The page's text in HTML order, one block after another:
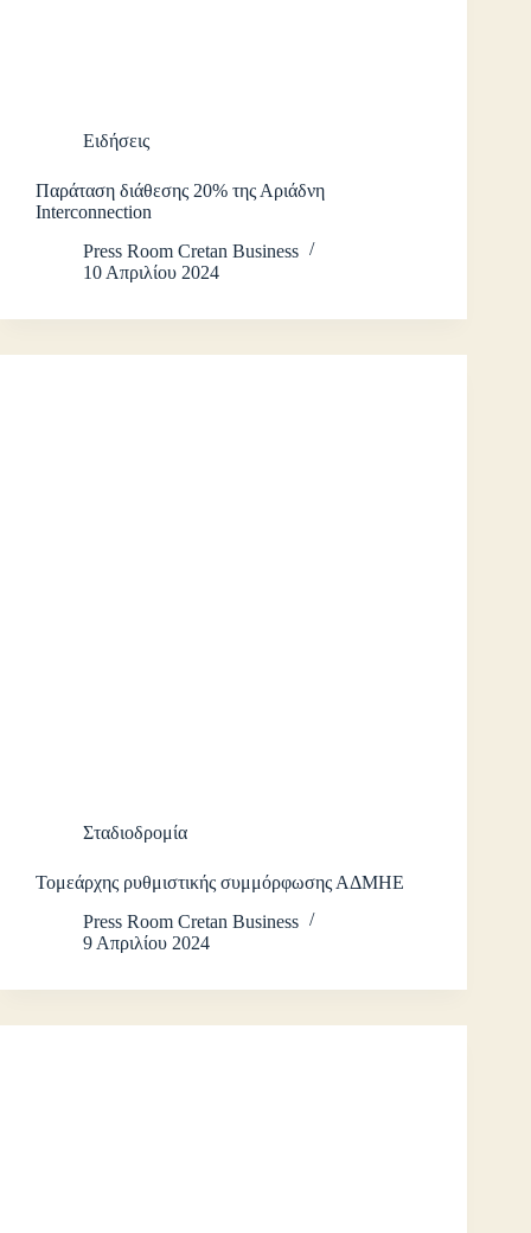
Ειδήσεις
Παράταση διάθεσης 20% της Αριάδνη
Interconnection
Press Room Cretan Business
10 Απριλίου 2024
Σταδιοδρομία
Τομεάρχης ρυθμιστικής συμμόρφωσης ΑΔΜΗΕ
Press Room Cretan Business
9 Απριλίου 2024